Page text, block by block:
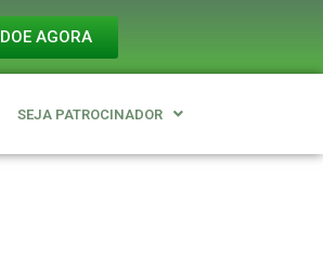
DOE AGORA
SEJA PATROCINADOR